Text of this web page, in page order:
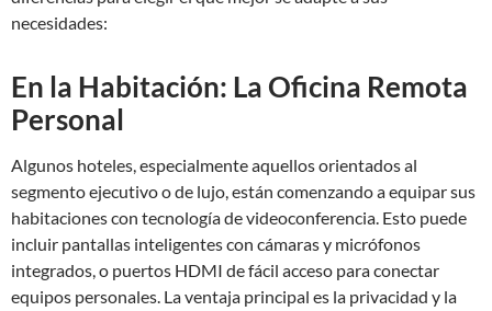
necesidades:
En la Habitación: La Oficina Remota
Personal
Algunos hoteles, especialmente aquellos orientados al
segmento ejecutivo o de lujo, están comenzando a equipar sus
habitaciones con tecnología de videoconferencia. Esto puede
incluir pantallas inteligentes con cámaras y micrófonos
integrados, o puertos HDMI de fácil acceso para conectar
equipos personales. La ventaja principal es la privacidad y la